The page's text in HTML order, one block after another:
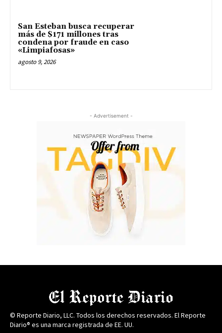
San Esteban busca recuperar
más de $171 millones tras
condena por fraude en caso
«Limpiafosas»
agosto 9, 2026
- Advertisement -
© Reporte Diario, LLC. Todos los derechos reservados. El Reporte
Diario® es una marca registrada de EE. UU.